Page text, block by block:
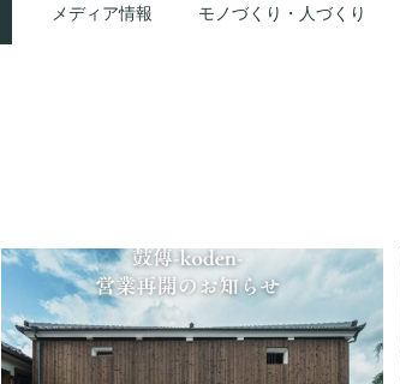
メディア情報 モノづくり・人づくり